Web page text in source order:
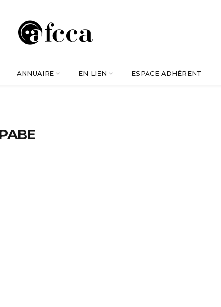
ANNUAIRE EN LIEN ESPACE ADHÉRENT